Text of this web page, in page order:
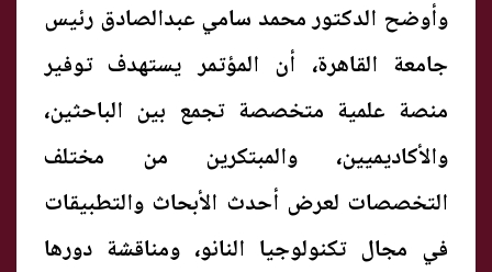
وأوضح الدكتور محمد سامي عبدالصادق رئيس
جامعة القاهرة، أن المؤتمر يستهدف توفير
منصة علمية متخصصة تجمع بين الباحثين،
والأكاديميين، والمبتكرين من مختلف
التخصصات لعرض أحدث الأبحاث والتطبيقات
في مجال تكنولوجيا النانو، ومناقشة دورها